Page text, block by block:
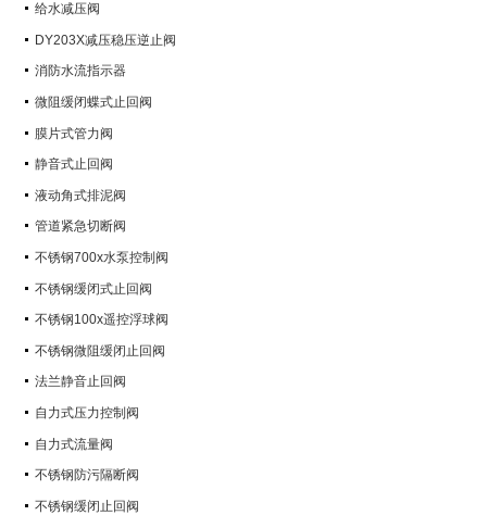
给水减压阀
DY203X减压稳压逆止阀
消防水流指示器
微阻缓闭蝶式止回阀
膜片式管力阀
静音式止回阀
液动角式排泥阀
管道紧急切断阀
不锈钢700x水泵控制阀
不锈钢缓闭式止回阀
不锈钢100x遥控浮球阀
不锈钢微阻缓闭止回阀
法兰静音止回阀
自力式压力控制阀
自力式流量阀
不锈钢防污隔断阀
不锈钢缓闭止回阀